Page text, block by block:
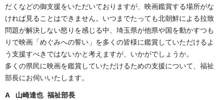
だくなどの御支援をいただいておりますが、映画鑑賞する場所がな
ければ見ることはできません。いつまでたっても北朝鮮による拉致
問題が解決しない怒りを感じる中、埼玉県が他県や国を動かすつも
りで映画「めぐみへの誓い」を多くの皆様に鑑賞していただけるよ
う支援すべきではないかと考えますが、いかがでしょうか。
多くの県民に映画を鑑賞していただけるための支援について、福祉
部長にお伺いいたします。
A 山崎達也 福祉部長